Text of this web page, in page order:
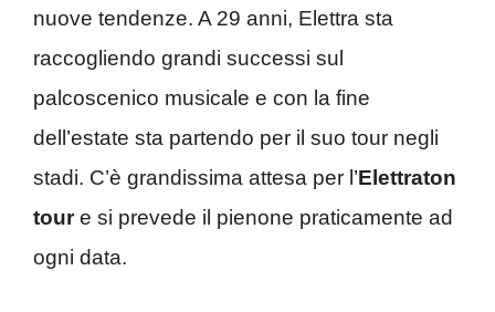
nuove tendenze. A 29 anni, Elettra sta
raccogliendo grandi successi sul
palcoscenico musicale e con la fine
dell’estate sta partendo per il suo tour negli
stadi. C’è grandissima attesa per l’Elettraton
toure si prevede il pienone praticamente ad
ogni data.